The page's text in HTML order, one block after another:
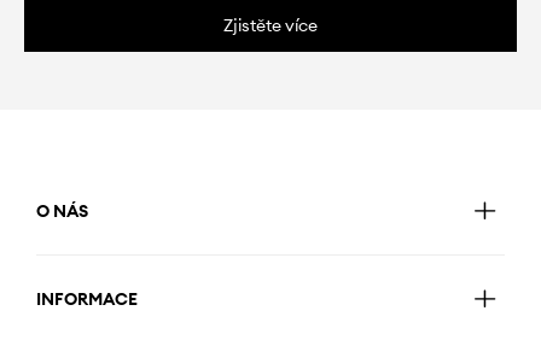
Zjistěte více
O NÁS
INFORMACE